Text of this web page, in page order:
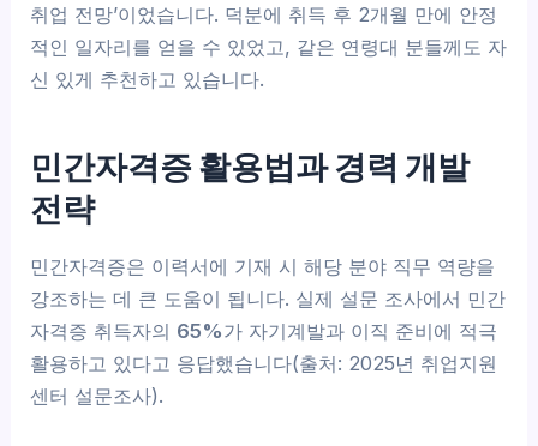
취업 전망’이었습니다. 덕분에 취득 후 2개월 만에 안정
적인 일자리를 얻을 수 있었고, 같은 연령대 분들께도 자
신 있게 추천하고 있습니다.
민간자격증 활용법과 경력 개발
전략
민간자격증은 이력서에 기재 시 해당 분야 직무 역량을
강조하는 데 큰 도움이 됩니다. 실제 설문 조사에서 민간
자격증 취득자의 65%가 자기계발과 이직 준비에 적극
활용하고 있다고 응답했습니다(출처: 2025년 취업지원
센터 설문조사).